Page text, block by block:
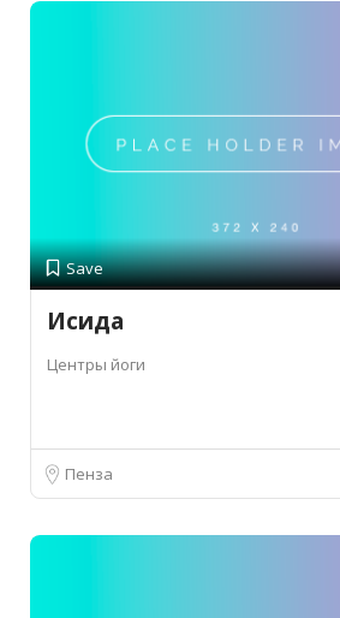
Save
Исида
Центры йоги
Пенза